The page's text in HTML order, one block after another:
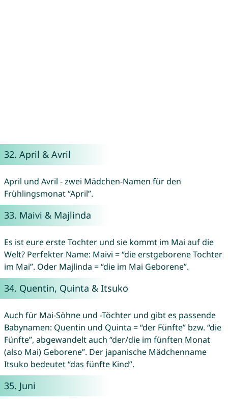
32. April & Avril
April und Avril - zwei Mädchen-Namen für den
Frühlingsmonat “April”.
33. Maivi & Majlinda
Es ist eure erste Tochter und sie kommt im Mai auf die
Welt? Perfekter Name: Maivi = “die erstgeborene Tochter
im Mai”. Oder Majlinda = “die im Mai Geborene”.
34. Quentin, Quinta & Itsuko
Auch für Mai-Söhne und -Töchter und gibt es passende
Babynamen: Quentin und Quinta = “der Fünfte” bzw. “die
Fünfte”, abgewandelt auch “der/die im fünften Monat
(also Mai) Geborene”. Der japanische Mädchenname
Itsuko bedeutet “das fünfte Kind”.
35. Juni